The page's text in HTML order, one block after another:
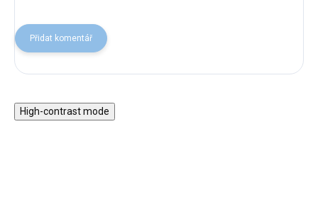
Přidat komentář
High-contrast mode